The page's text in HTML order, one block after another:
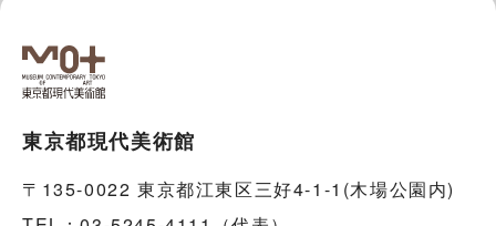
東京都現代美術館
〒135-0022 東京都江東区三好4-1-1(木場公園内)